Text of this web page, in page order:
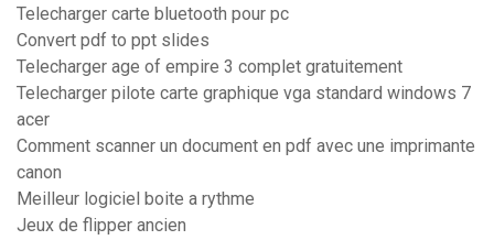
Telecharger carte bluetooth pour pc
Convert pdf to ppt slides
Telecharger age of empire 3 complet gratuitement
Telecharger pilote carte graphique vga standard windows 7
acer
Comment scanner un document en pdf avec une imprimante
canon
Meilleur logiciel boite a rythme
Jeux de flipper ancien